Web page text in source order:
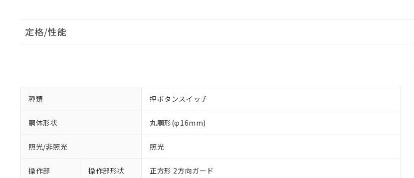
定格/性能
種類 押ボタンスイッチ
胴体形状 丸胴形(φ16mm)
照光/非照光 照光
操作部 操作部形状 正方形 2方向ガード